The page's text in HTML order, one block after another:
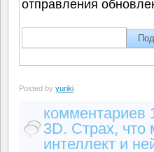
отправления
Posted by yuriki
комментариев
3D. Страх, что
интеллект и